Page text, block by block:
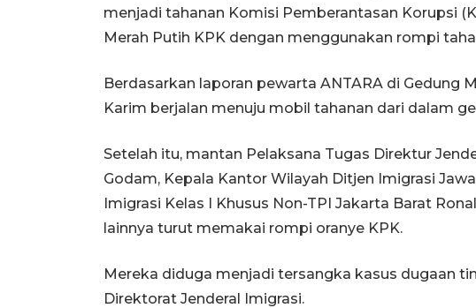
menjadi tahanan Komisi Pemberantasan Korupsi
Merah Putih KPK dengan menggunakan rompi
Berdasarkan laporan pewarta ANTARA di Gedung
Karim berjalan menuju mobil tahanan dari dalam
Setelah itu, mantan Pelaksana Tugas Direktur
Godam, Kepala Kantor Wilayah Ditjen Imigrasi
Imigrasi Kelas I Khusus Non-TPI Jakarta Barat
lainnya turut memakai rompi oranye KPK.
Mereka diduga menjadi tersangka kasus dugaan
Direktorat Jenderal Imigrasi.